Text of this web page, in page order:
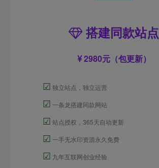
搭建同款站点
2980元（包更新）
☑ 独立站点，独立运营
☑ 一条龙搭建同款网站
☑ 站点授权，365天自动更新
☑ 一手无水印资源永久免费
☑ 九年互联网创业经验